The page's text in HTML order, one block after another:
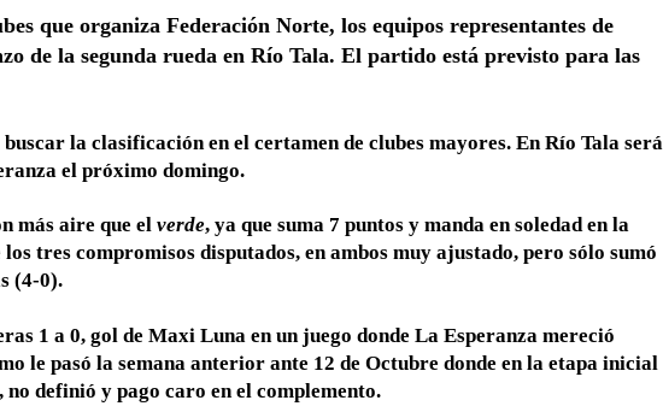
que organiza Federación Norte, los equipos representantes de
de la segunda rueda en Río Tala. El partido está previsto para las
la clasificación en el certamen de clubes mayores. En Río Tala será
el próximo domingo.
más aire que el verde, ya que suma 7 puntos y manda en soledad en la
tres compromisos disputados, en ambos muy ajustado, pero sólo sumó
(4-0).
1 a 0, gol de Maxi Luna en un juego donde La Esperanza mereció
le pasó la semana anterior ante 12 de Octubre donde en la etapa inicial
definió y pago caro en el complemento.